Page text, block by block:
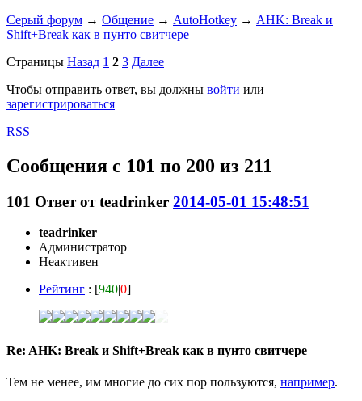
Серый форум → Общение → AutoHotkey → AHK: Break и
Shift+Break как в пунто свитчере
Страницы Назад 1 2 3 Далее
Чтобы отправить ответ, вы должны войти или
зарегистрироваться
RSS
Сообщения с 101 по 200 из 211
101 Ответ отteadrinker 2014-05-01 15:48:51
teadrinker
Администратор
Неактивен
Рейтинг : [940|0]
Re: AHK: Break и Shift+Break как в пунто свитчере
Тем не менее, им многие до сих пор пользуются, например.